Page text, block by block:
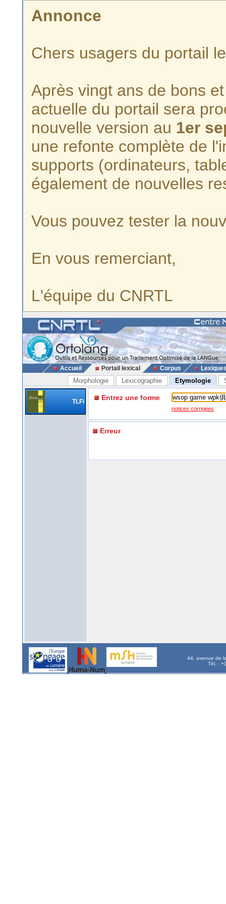
Annonce
Chers usagers du portail
Après vingt ans de bons
actuelle du portail sera
nouvelle version au 1er
une refonte complète de
supports (ordinateurs,
également de nouvelles
Vous pouvez tester la
En vous remerciant,
L'équipe du CNRTL
Accueil Portail lexical Corpus
Morphologie Lexicographie Etymologie
TLFi Entrez une forme
notices corrigées
Erreur
44, avenue de
Tél. :